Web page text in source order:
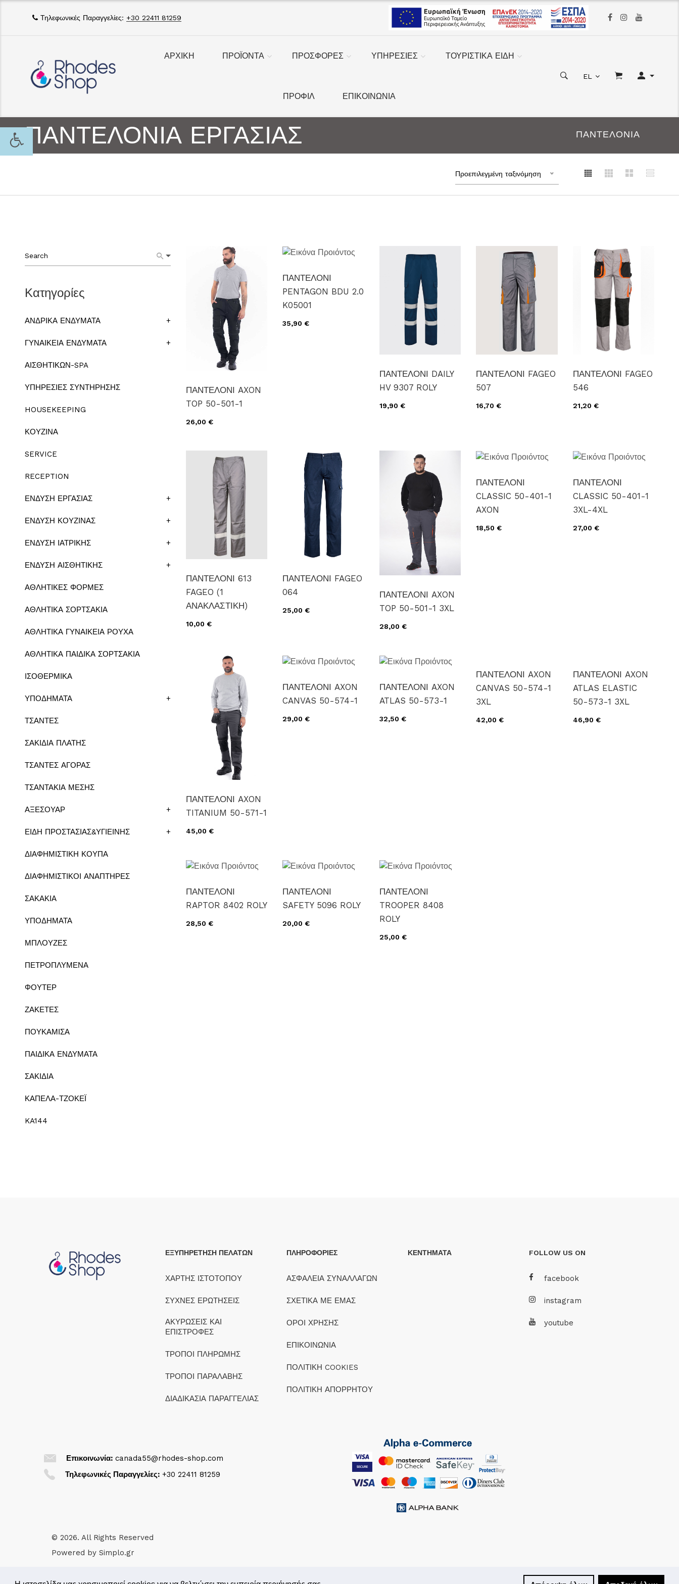
Τηλεφωνικές Παραγγελίες: +30 22411 81259
ΑΡΧΙΚΗ ΠΡΟΪΟΝΤΑ ΠΡΟΣΦΟΡΕΣ ΥΠΗΡΕΣΙΕΣ ΤΟΥΡΙΣΤΙΚΑ ΕΙΔΗ
ΠΡΟΦΙΛ ΕΠΙΚΟΙΝΩΝΙΑ
EL
ΠΑΝΤΕΛΟΝΙΑ ΕΡΓΑΣΙΑΣ ΠΑΝΤΕΛΟΝΙΑ
Προεπιλεγμένη ταξινόμηση
Κατηγορίες
ΑΝΔΡΙΚΑ ΕΝΔΥΜΑΤΑ +
ΓΥΝΑΙΚΕΙΑ ΕΝΔΥΜΑΤΑ +
ΑΙΣΘΗΤΙΚΩΝ-SPA
ΥΠΗΡΕΣΙΕΣ ΣΥΝΤΗΡΗΣΗΣ
HOUSEKEEPING
ΚΟΥΖΙΝΑ
SERVICE
RECEPTION
ΕΝΔΥΣΗ ΕΡΓΑΣΙΑΣ +
ΕΝΔΥΣΗ ΚΟΥΖΙΝΑΣ +
ΕΝΔΥΣΗ ΙΑΤΡΙΚΗΣ +
ΕΝΔΥΣΗ ΑΙΣΘΗΤΙΚΗΣ +
ΑΘΛΗΤΙΚΕΣ ΦΟΡΜΕΣ
ΑΘΛΗΤΙΚΑ ΣΟΡΤΣΑΚΙΑ
ΑΘΛΗΤΙΚΑ ΓΥΝΑΙΚΕΙΑ ΡΟΥΧΑ
ΑΘΛΗΤΙΚΑ ΠΑΙΔΙΚΑ ΣΟΡΤΣΑΚΙΑ
ΙΣΟΘΕΡΜΙΚΑ
ΥΠΟΔΗΜΑΤΑ +
ΤΣΑΝΤΕΣ
ΣΑΚΙΔΙΑ ΠΛΑΤΗΣ
ΤΣΑΝΤΕΣ ΑΓΟΡΑΣ
ΤΣΑΝΤΑΚΙΑ ΜΕΣΗΣ
ΑΞΕΣΟΥΑΡ +
ΕΙΔΗ ΠΡΟΣΤΑΣΙΑΣ&ΥΓΙΕΙΝΗΣ +
ΔΙΑΦΗΜΙΣΤΙΚΗ ΚΟΥΠΑ
ΔΙΑΦΗΜΙΣΤΙΚΟΙ ΑΝΑΠΤΗΡΕΣ
ΣΑΚΑΚΙΑ
ΥΠΟΔΗΜΑΤΑ
ΜΠΛΟΥΖΕΣ
ΠΕΤΡΟΠΛΥΜΕΝΑ
ΦΟΥΤΕΡ
ΖΑΚΕΤΕΣ
ΠΟΥΚΑΜΙΣΑ
ΠΑΙΔΙΚΑ ΕΝΔΥΜΑΤΑ
ΣΑΚΙΔΙΑ
ΚΑΠΕΛΑ-ΤΖΟΚΕΪ
KA144
ΠΑΝΤΕΛΟΝΙ AXON
TOP 50-501-1
26,00 €
ΠΑΝΤΕΛΟΝΙ
PENTAGON BDU 2.0
K05001
35,90 €
ΠΑΝΤΕΛΟΝΙ DAILY
HV 9307 ROLY
19,90 €
ΠΑΝΤΕΛΟΝΙ FAGEO
507
16,70 €
ΠΑΝΤΕΛΟΝΙ FAGEO
546
21,20 €
ΠΑΝΤΕΛΟΝΙ 613
FAGEO (1
ΑΝΑΚΛΑΣΤΙΚΗ)
10,00 €
ΠΑΝΤΕΛΟΝΙ FAGEO
064
25,00 €
ΠΑΝΤΕΛΟΝΙ AXON
TOP 50-501-1 3XL
28,00 €
ΠΑΝΤΕΛΟΝΙ
CLASSIC 50-401-1
AXON
18,50 €
ΠΑΝΤΕΛΟΝΙ
CLASSIC 50-401-1
3XL-4XL
27,00 €
ΠΑΝΤΕΛΟΝΙ AXON
TITANIUM 50-571-1
45,00 €
ΠΑΝΤΕΛΟΝΙ AXON
CANVAS 50-574-1
29,00 €
ΠΑΝΤΕΛΟΝΙ AXON
ATLAS 50-573-1
32,50 €
ΠΑΝΤΕΛΟΝΙ AXON
CANVAS 50-574-1
3XL
42,00 €
ΠΑΝΤΕΛΟΝΙ AXON
ATLAS ELASTIC
50-573-1 3XL
46,90 €
ΠΑΝΤΕΛΟΝΙ
RAPTOR 8402 ROLY
28,50 €
ΠΑΝΤΕΛΟΝΙ
SAFETY 5096 ROLY
20,00 €
ΠΑΝΤΕΛΟΝΙ
TROOPER 8408
ROLY
25,00 €
ΕΞΥΠΗΡΕΤΗΣΗ ΠΕΛΑΤΩΝ
ΧΑΡΤΗΣ ΙΣΤΟΤΟΠΟΥ
ΣΥΧΝΕΣ ΕΡΩΤΗΣΕΙΣ
ΑΚΥΡΩΣΕΙΣ ΚΑΙ
ΕΠΙΣΤΡΟΦΕΣ
ΤΡΟΠΟΙ ΠΛΗΡΩΜΗΣ
ΤΡΟΠΟΙ ΠΑΡΑΛΑΒΗΣ
ΔΙΑΔΙΚΑΣΙΑ ΠΑΡΑΓΓΕΛΙΑΣ
ΠΛΗΡΟΦΟΡΙΕΣ
ΑΣΦΑΛΕΙΑ ΣΥΝΑΛΛΑΓΩΝ
ΣΧΕΤΙΚΑ ΜΕ ΕΜΑΣ
ΟΡΟΙ ΧΡΗΣΗΣ
ΕΠΙΚΟΙΝΩΝΙΑ
ΠΟΛΙΤΙΚΗ COOKIES
ΠΟΛΙΤΙΚΗ ΑΠΟΡΡΗΤΟΥ
ΚΕΝΤΗΜΑΤΑ FOLLOW US ON
facebook
instagram
youtube
Επικοινωνία: canada55@rhodes-shop.com
Τηλεφωνικές Παραγγελίες: +30 22411 81259
© 2026. All Rights Reserved
Powered by Simplo.gr